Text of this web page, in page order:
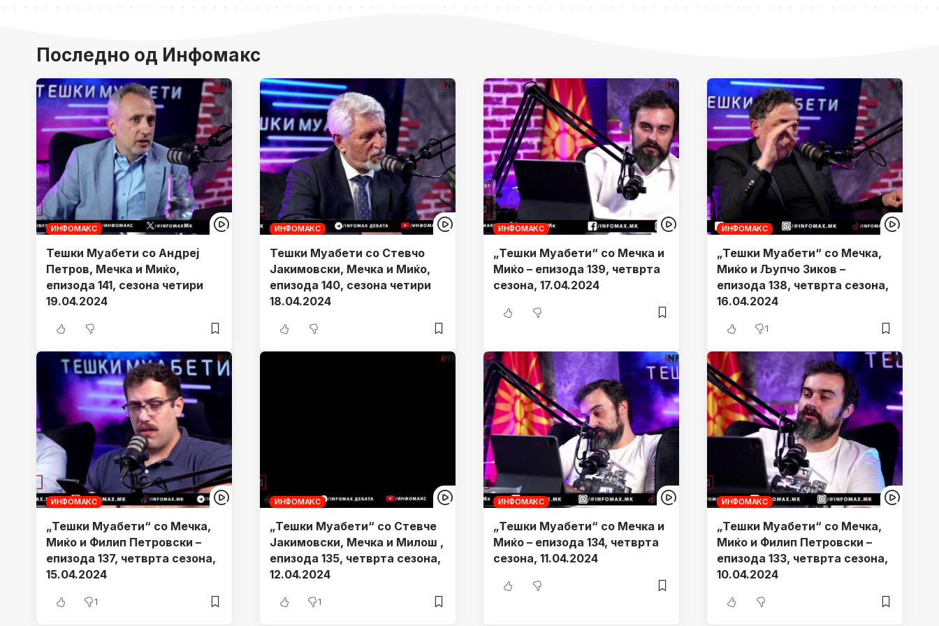
Последно од Инфомакс
ИНФОМАКС
Тешки Муабети со Андреј
Петров, Мечка и Миќо,
епизода 141, сезона четири
19.04.2024
ИНФОМАКС
Тешки Муабети со Стевчо
Јакимовски, Мечка и Миќо,
епизода 140, сезона четири
18.04.2024
ИНФОМАКС
„Тешки Муабети“ со Meчка и
Миќо – епизода 139, четврта
сезона, 17.04.2024
ИНФОМАКС
„Тешки Муабети“ со Meчка,
Миќо и Љупчо Зиков –
епизода 138, четврта сезона,
16.04.2024
1
ИНФОМАКС
„Тешки Муабети“ со Meчка,
Миќо и Филип Петровски –
епизода 137, четврта сезона,
15.04.2024
1
ИНФОМАКС
„Тешки Муабети“ со Стевче
Јакимовски, Meчка и Милош ,
епизода 135, четврта сезона,
12.04.2024
1
ИНФОМАКС
„Тешки Муабети“ со Meчка и
Миќо – епизода 134, четврта
сезона, 11.04.2024
ИНФОМАКС
„Тешки Муабети“ со Meчка,
Миќо и Филип Петровски –
епизода 133, четврта сезона,
10.04.2024